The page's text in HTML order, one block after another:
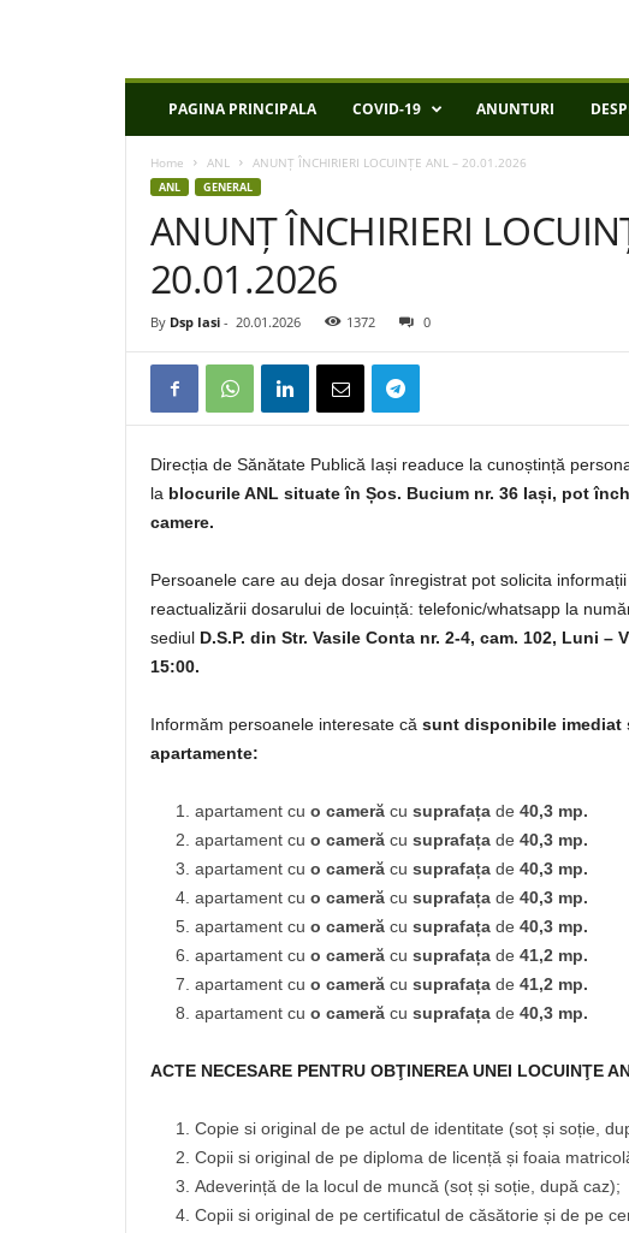
P
PAGINA PRINCIPALA COVID-19 ANUNTURI
Home ANL ANUNȚ ÎNCHIRIERI LOCUINȚE ANL – 20.01.2026
ANL GENERAL
ANUNȚ ÎNCHIRIERI
20.01.2026
By Dsp Iasi - 20.01.2026 1372 0
Direcția de Sănătate Publică Iași readuce la cunoștință
la blocurile ANL situate în Șos. Bucium nr. 36 Iași, pot
camere.
Persoanele care au deja dosar înregistrat pot solicita
reactualizării dosarului de locuință: telefonic/whatsapp la
sediul D.S.P. din Str. Vasile Conta nr. 2-4, cam. 102, Luni
15:00.
Informăm persoanele interesate că sunt disponibile imediat
apartamente:
apartament cu o cameră cu suprafața de 40,3 mp.
apartament cu o cameră cu suprafața de 40,3 mp.
apartament cu o cameră cu suprafața de 40,3 mp.
apartament cu o cameră cu suprafața de 40,3 mp.
apartament cu o cameră cu suprafața de 40,3 mp.
apartament cu o cameră cu suprafața de 41,2 mp.
apartament cu o cameră cu suprafața de 41,2 mp.
apartament cu o cameră cu suprafața de 40,3 mp.
ACTE NECESARE PENTRU OBŢINEREA UNEI LOCUINŢE
Copie si original de pe actul de identitate (soț și soție,
Copii si original de pe diploma de licență și foaia
Adeverință de la locul de muncă (soț și soție, după caz);
Copii si original de pe certificatul de căsătorie și de pe